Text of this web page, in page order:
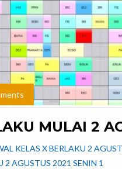
MULAI 2
KELAS X BERLAKU 2
2 AGUSTUS 2021 SENIN 1